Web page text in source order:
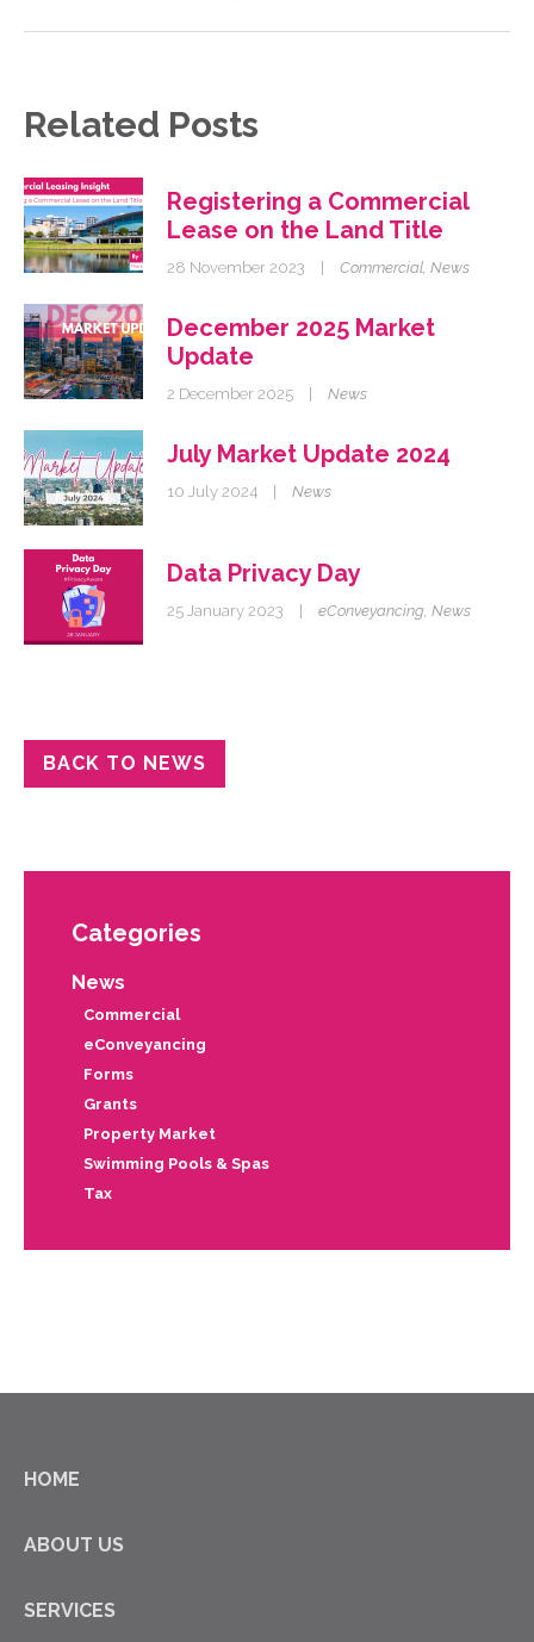
Related Posts
Registering a Commercial
Lease on the Land Title
28 November 2023 Commercial, News
December 2025 Market
Update
2 December 2025 News
July Market Update 2024
10 July 2024 News
Data Privacy Day
25 January 2023 eConveyancing, News
BACK TO NEWS
Categories
News
Commercial
eConveyancing
Forms
Grants
Property Market
Swimming Pools & Spas
Tax
HOME
ABOUT US
SERVICES